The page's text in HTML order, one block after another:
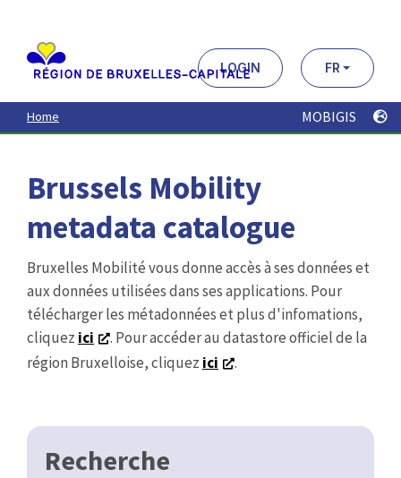
contenu
principal
LOGIN FR
Home MOBIGIS
Brussels Mobility
metadata catalogue
Bruxelles Mobilité vous donne accès à ses données et
aux données utilisées dans ses applications. Pour
télécharger les métadonnées et plus d'infomations,
cliquez ici
. Pour accéder au datastore officiel de la
région Bruxelloise, cliquez ici .
Recherche